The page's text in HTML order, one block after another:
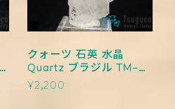
クォーツ 石英 水晶
Quartz ブラジル TM-
0007
¥2,200